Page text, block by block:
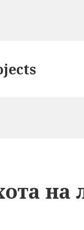
на